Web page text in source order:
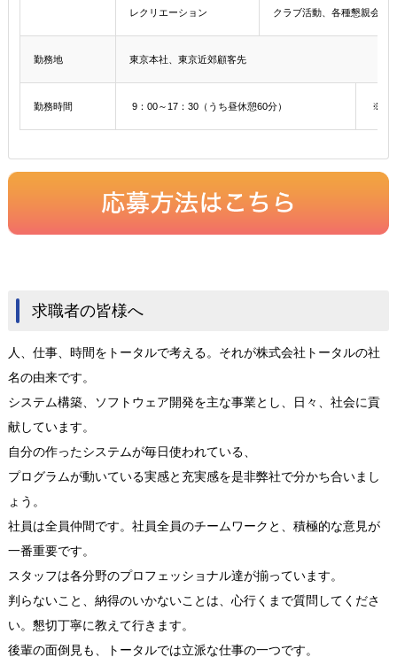
レクリエーション
クラブ活動、各種懇親会
勤務地 東京本社、東京近郊顧客先
勤務時間 9：00～17：30（うち昼休憩60分） ※フ
求職者の皆様へ
人、仕事、時間をトータルで考える。それが株式会社トータルの社
名の由来です。
システム構築、ソフトウェア開発を主な事業とし、日々、社会に貢
献しています。
自分の作ったシステムが毎日使われている、
プログラムが動いている実感と充実感を是非弊社で分かち合いまし
ょう。
社員は全員仲間です。社員全員のチームワークと、積極的な意見が
一番重要です。
スタッフは各分野のプロフェッショナル達が揃っています。
判らないこと、納得のいかないことは、心行くまで質問してくださ
い。懇切丁寧に教えて行きます。
後輩の面倒見も、トータルでは立派な仕事の一つです。